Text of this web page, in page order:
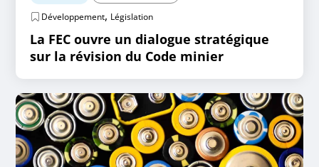
Développement, Législation
La FEC ouvre un dialogue stratégique
sur la révision du Code minier